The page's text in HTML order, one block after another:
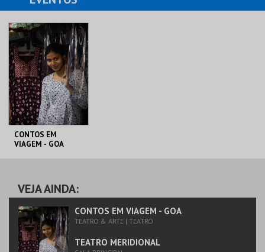
CONTOS EM
VIAGEM - GOA
MERIDIONAL
MAIS INFO
COMPRAR
VEJA AINDA:
CONTOS EM VIAGEM - GOA
TEATRO & ARTE | TEATRO
TEATRO MERIDIONAL